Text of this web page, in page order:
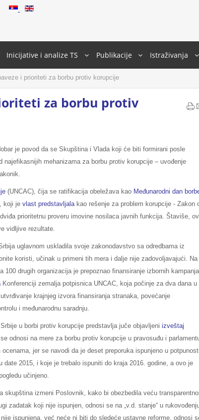
Inicijative i analize TS Publikacije Istraživanja
i prioriteti za borbu protiv korupcije
za borbu protiv
je povod da se Skupština i Vlada koji će biti formirani posle
mehanizama za borbu protiv korupcije – uvođenje
(UNCAC), čija se ratifikacija obeležava kao Međunarodni dan
koji je vlast predstavljala kao rešenje za problem korupcije - Zakon
prioritetnu proveru imovine nosilaca javnih funkcija. Štaviše,
vidljive rezultate.
uglavnom uskladila svoje zakonodavstvo sa odredbama iz
koristi, učinak u primeni tih mera i dalje nije zadovoljavajući. Na
drugih organizacija je prepoznao finansiranje izbornih kampanja
Konferenciji zemalja potpisnica UNCAC, koja počinje za dva dana u
krajnjeg izvora finansiranja stranaka, povećanje
i međunarodnu saradnju.
u borbi protiv korupcije predstavlja juče objavljeni izveštaj
odnosi na mere za borbu protiv korupcije u pravosuđu i
jer se navodi da je deset preporuka ispunjeno u
2015, i koje je trebalo ispuniti do kraja 2016. godine, a ovo je
učinjeno.
skupština izmeni Poslovnik, kako bi obezbedila veću
zadatak koji nije ispunjen, odnosi se na „v.d. stanje“ u
ispunjena, već neće ni biti do sledeće ustavne reforme, odnosi